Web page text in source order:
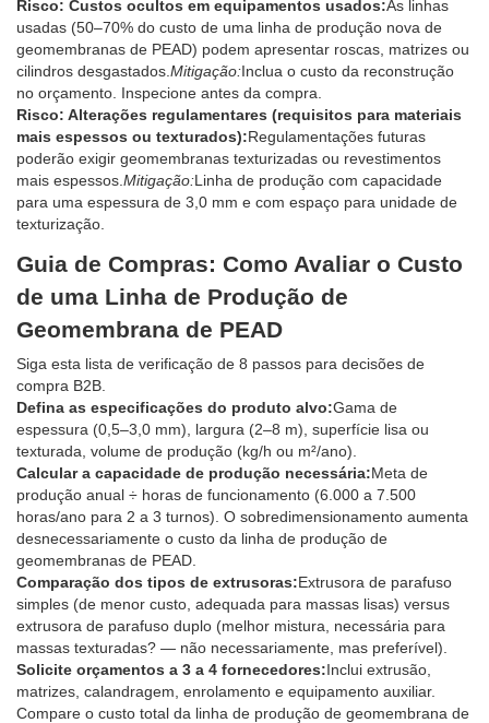
Risco: Custos ocultos em equipamentos usados:As linhas
usadas (50–70% do custo de uma linha de produção nova de
geomembranas de PEAD) podem apresentar roscas, matrizes ou
cilindros desgastados. Mitigação:Inclua o custo da reconstrução
no orçamento. Inspecione antes da compra.
Risco: Alterações regulamentares (requisitos para materiais
mais espessos ou texturados):Regulamentações futuras
poderão exigir geomembranas texturizadas ou revestimentos
mais espessos. Mitigação:Linha de produção com capacidade
para uma espessura de 3,0 mm e com espaço para unidade de
texturização.
Guia de Compras: Como Avaliar o Custo
de uma Linha de Produção de
Geomembrana de PEAD
Siga esta lista de verificação de 8 passos para decisões de
compra B2B.
Defina as especificações do produto alvo:Gama de
espessura (0,5–3,0 mm), largura (2–8 m), superfície lisa ou
texturada, volume de produção (kg/h ou m²/ano).
Calcular a capacidade de produção necessária:Meta de
produção anual ÷ horas de funcionamento (6.000 a 7.500
horas/ano para 2 a 3 turnos). O sobredimensionamento aumenta
desnecessariamente o custo da linha de produção de
geomembranas de PEAD.
Comparação dos tipos de extrusoras:Extrusora de parafuso
simples (de menor custo, adequada para massas lisas) versus
extrusora de parafuso duplo (melhor mistura, necessária para
massas texturadas? — não necessariamente, mas preferível).
Solicite orçamentos a 3 a 4 fornecedores:Inclui extrusão,
matrizes, calandragem, enrolamento e equipamento auxiliar.
Compare o custo total da linha de produção de geomembrana de